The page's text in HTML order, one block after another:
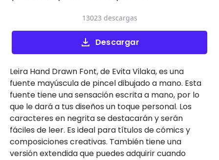
Descargar
13023 descargas
Leira Hand Drawn Font, de Evita Vilaka, es una
fuente mayúscula de pincel dibujado a mano. Esta
fuente tiene una sensación escrita a mano, por lo
que le dará a tus diseños un toque personal. Los
caracteres en negrita se destacarán y serán
fáciles de leer. Es ideal para títulos de cómics y
composiciones creativas. También tiene una
versión extendida que puedes adquirir cuando